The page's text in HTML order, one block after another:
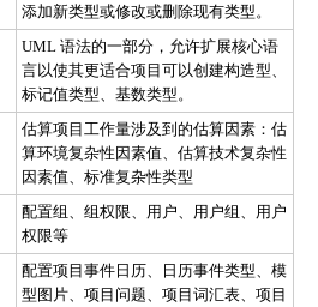
添加新类型或修改或删除现有类型。
UML 语法的一部分，允许扩展核心语
言以使其更适合项目可以创建构造型、
标记值类型、基数类型。
估算项目工作量涉及到的估算因素：估
算环境复杂性因素值、估算技术复杂性
因素值、标准复杂性类型
配置组、组权限、用户、用户组、用户
权限等
配置项目事件日历、日历事件类型、模
型图片、项目问题、项目词汇表、项目